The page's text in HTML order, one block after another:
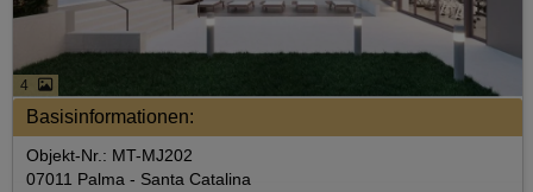
4
Basisinformationen:
Objekt-Nr.: MT-MJ202
07011 Palma - Santa Catalina